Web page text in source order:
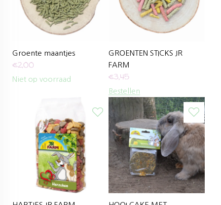
Groente maantjes
€2,00
Niet op voorraad
GROENTEN STICKS JR
FARM
€3,45
Bestellen